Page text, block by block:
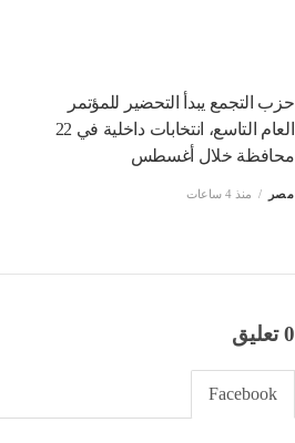
حزب التجمع يبدأ التحضير للمؤتمر
العام التاسع، انتخابات داخلية في 22
محافظة خلال أغسطس
مصر منذ 4 ساعات
0 تعليق
Facebook